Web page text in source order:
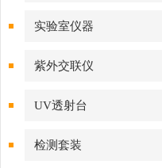
实验室仪器
紫外交联仪
UV透射台
检测套装